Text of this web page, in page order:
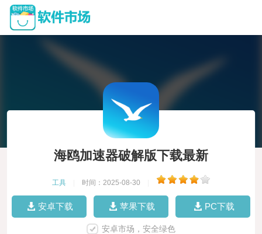
海鸥加速器破解版下载最新
工具 时间：2025-08-30
安卓下载 苹果下载 PC下载
安卓市场，安全绿色